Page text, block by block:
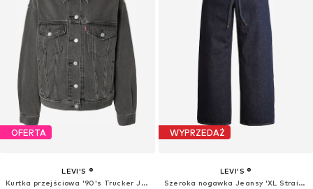
OFERTA
LEVI'S ®
Kurtka przejściowa '90's Trucker Jacket'
WYPRZEDAŻ
LEVI'S ®
Szeroka nogawka Jeansy 'XL Straight'